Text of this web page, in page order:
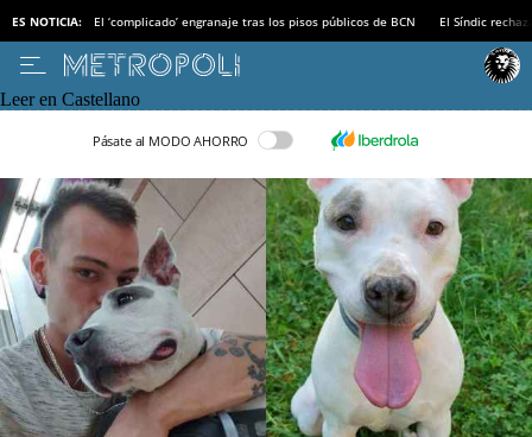
ES NOTICIA: El ‘complicado’ engranaje tras los pisos públicos de BCN El Síndic
Leer en Castellano
Pásate al MODO AHORRO